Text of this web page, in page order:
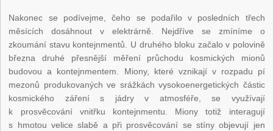
Nakonec se podívejme, čeho se podařilo v posledních třech
měsících dosáhnout v elektrárně. Nejdříve se zmíníme o
zkoumání stavu kontejnmentů. U druhého bloku začalo v polovině
března druhé přesnější měření průchodu kosmických mionů
budovou a kontejnmentem. Miony, které vznikají v rozpadu pí
mezonů produkovaných ve srážkách vysokoenergetických částic
kosmického záření s jádry v atmosféře, se využívají
k prosvěcování vnitřku kontejnmentu. Miony totiž interagují
s hmotou velice slabě a při prosvěcování se stíny objevují jen